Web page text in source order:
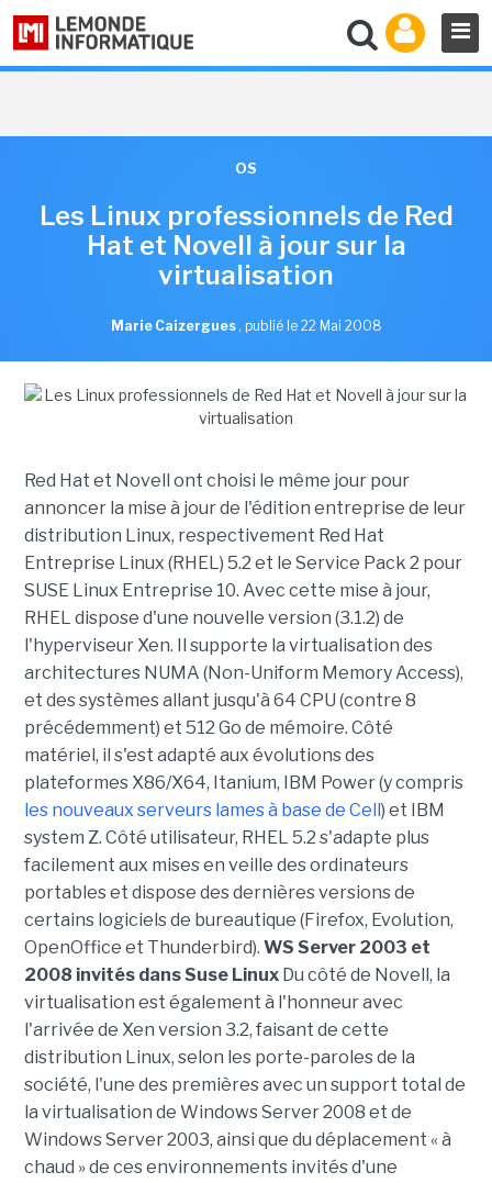
OS
Les Linux professionnels de Red
Hat et Novell à jour sur la
virtualisation
Marie Caizergues , publié le 22 Mai 2008
Red Hat et Novell ont choisi le même jour pour
annoncer la mise à jour de l'édition entreprise de leur
distribution Linux, respectivement Red Hat
Entreprise Linux (RHEL) 5.2 et le Service Pack 2 pour
SUSE Linux Entreprise 10. Avec cette mise à jour,
RHEL dispose d'une nouvelle version (3.1.2) de
l'hyperviseur Xen. Il supporte la virtualisation des
architectures NUMA (Non-Uniform Memory Access),
et des systèmes allant jusqu'à 64 CPU (contre 8
précédemment) et 512 Go de mémoire. Côté
matériel, il s'est adapté aux évolutions des
plateformes X86/X64, Itanium, IBM Power (y compris
les nouveaux serveurs lames à base de Cell) et IBM
system Z. Côté utilisateur, RHEL 5.2 s'adapte plus
facilement aux mises en veille des ordinateurs
portables et dispose des dernières versions de
certains logiciels de bureautique (Firefox, Evolution,
OpenOffice et Thunderbird). WS Server 2003 et
2008 invités dans Suse LinuxDu côté de Novell, la
virtualisation est également à l'honneur avec
l'arrivée de Xen version 3.2, faisant de cette
distribution Linux, selon les porte-paroles de la
société, l'une des premières avec un support total de
la virtualisation de Windows Server 2008 et de
Windows Server 2003, ainsi que du déplacement « à
chaud » de ces environnements invités d'une